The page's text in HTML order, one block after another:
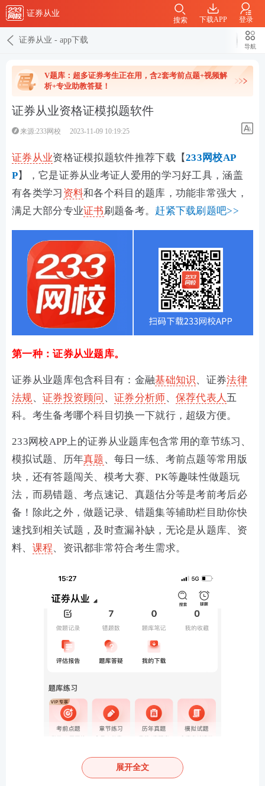
证券从业
下载APP 登录
搜索
证券从业 - app下载
导航
V题库：超多证券考生正在用，含2套考前点题+视频解
析+专业助教答疑！
证券从业资格证模拟题软件
来源:233网校 2023-11-09 10:19:25
证券从业资格证模拟题软件推荐下载【233网校AP
P】，它是证券从业考证人爱用的学习好工具，涵盖
有各类学习 资料和各个科目的题库，功能非常强大，
满足大部分专业证书刷题备考。 赶紧下载刷题吧>>
第一种：证券从业题库。
证券从业题库包含科目有：金融基础知识、证券法律
法规、 证券投资顾问 、证券分析师 、 保荐代表人五
科。考生备考哪个科目切换一下就行，超级方便。
233网校APP上的证券从业题库包含常用的章节练习、
模拟试题、历年真题 、每日一练、 考前点题等常用版
块，还有答题闯关、模考大赛、PK等趣味性做题玩
法，而易错题、考点速记、 真题估分等是考前考后必
备！除此之外，做题记录、错题集等辅助栏目助你快
速找到相关试题，及时查漏补缺，无论是从题库、资
料、 课程、资讯都非常符合考生需求。
展开全文